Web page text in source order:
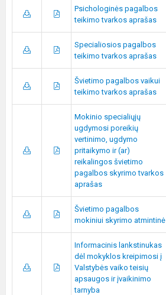
Psichologinės pagalbos
teikimo tvarkos aprašas
Specialiosios pagalbos
teikimo tvarkos aprašas
Švietimo pagalbos vaikui
teikimo tvarkos aprašas
Mokinio specialiųjų
ugdymosi poreikių
vertinimo, ugdymo
pritaikymo ir (ar)
reikalingos švietimo
pagalbos skyrimo tvarkos
aprašas
Švietimo pagalbos
mokiniui skyrimo atmintinė
Informacinis lankstinukas
dėl mokyklos kreipimosi į
Valstybės vaiko teisių
apsaugos ir įvaikinimo
tarnyba